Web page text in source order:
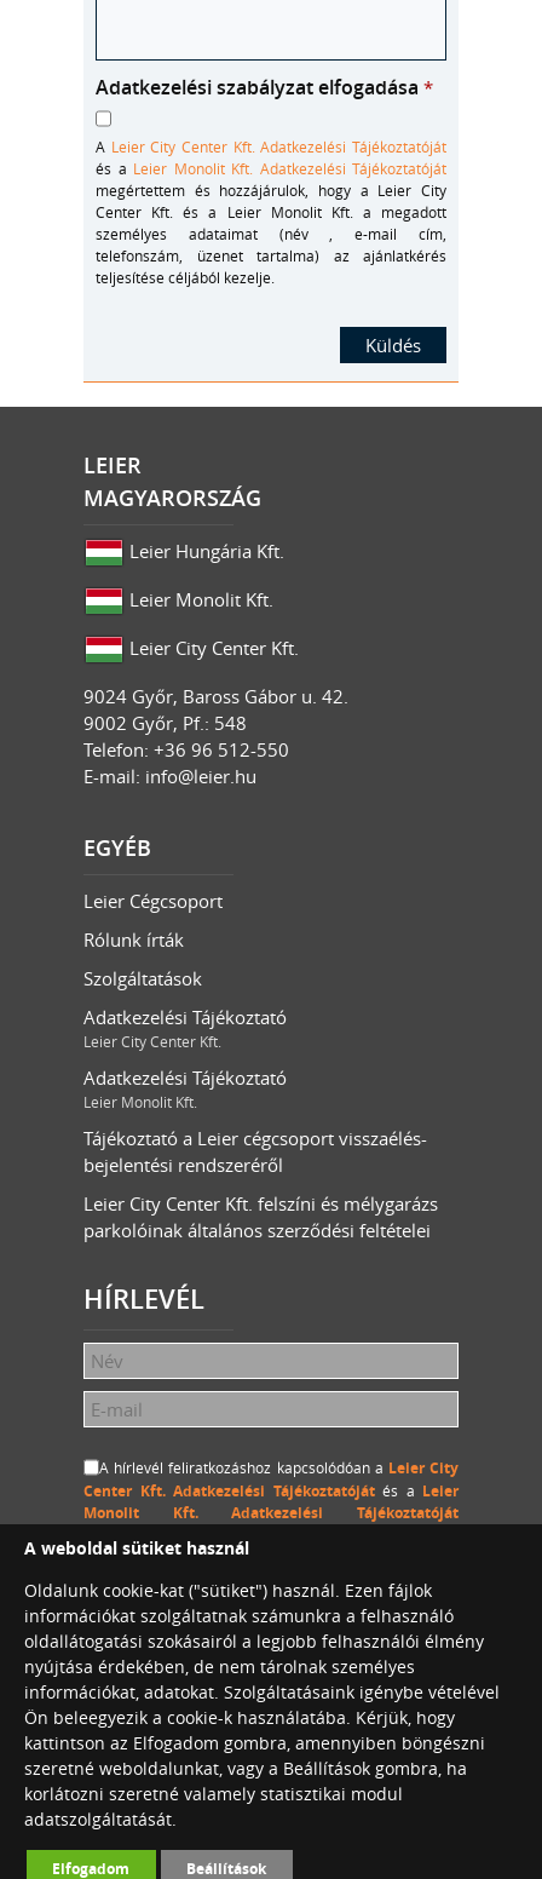
Adatkezelési szabályzat elfogadása *
A Leier City Center Kft. Adatkezelési Tájékoztatóját
és a Leier Monolit Kft. Adatkezelési Tájékoztatóját
megértettem és hozzájárulok, hogy a Leier City
Center Kft. és a Leier Monolit Kft. a megadott
személyes adataimat (név , e-mail cím,
telefonszám, üzenet tartalma) az ajánlatkérés
teljesítése céljából kezelje.
LEIER
MAGYARORSZÁG
Leier Hungária Kft.
Leier Monolit Kft.
Leier City Center Kft.
9024 Győr, Baross Gábor u. 42.
9002 Győr, Pf.: 548
Telefon: +36 96 512-550
E-mail: info@leier.hu
EGYÉB
Leier Cégcsoport
Rólunk írták
Szolgáltatások
Adatkezelési Tájékoztató
Leier City Center Kft.
Adatkezelési Tájékoztató
Leier Monolit Kft.
Tájékoztató a Leier cégcsoport visszaélés-
bejelentési rendszeréről
Leier City Center Kft. felszíni és mélygarázs
parkolóinak általános szerződési feltételei
HÍRLEVÉL
A hírlevél feliratkozáshoz kapcsolódóan a Leier City
Center Kft. Adatkezelési Tájékoztatójátés a Leier
Monolit Kft. Adatkezelési Tájékoztatóját
Kft. és a Leier Monolit Kft. a megadott személyes
visszavonásig kezelje, a megadott e-mail címemre
hírlevelet küldjön.
Leier City Center Café
Konferenciaterem bérlés
©2026. Leier International. Minden jog
A weboldal sütiket használ
Oldalunk cookie-kat ("sütiket") használ. Ezen fájlok
információkat szolgáltatnak számunkra a felhasználó
oldallátogatási szokásairól a legjobb felhasználói élmény
nyújtása érdekében, de nem tárolnak személyes
információkat, adatokat. Szolgáltatásaink igénybe vételével
Ön beleegyezik a cookie-k használatába. Kérjük, hogy
kattintson az Elfogadom gombra, amennyiben böngészni
szeretné weboldalunkat, vagy a Beállítások gombra, ha
korlátozni szeretné valamely statisztikai modul
adatszolgáltatását.
Elfogadom Beállítások